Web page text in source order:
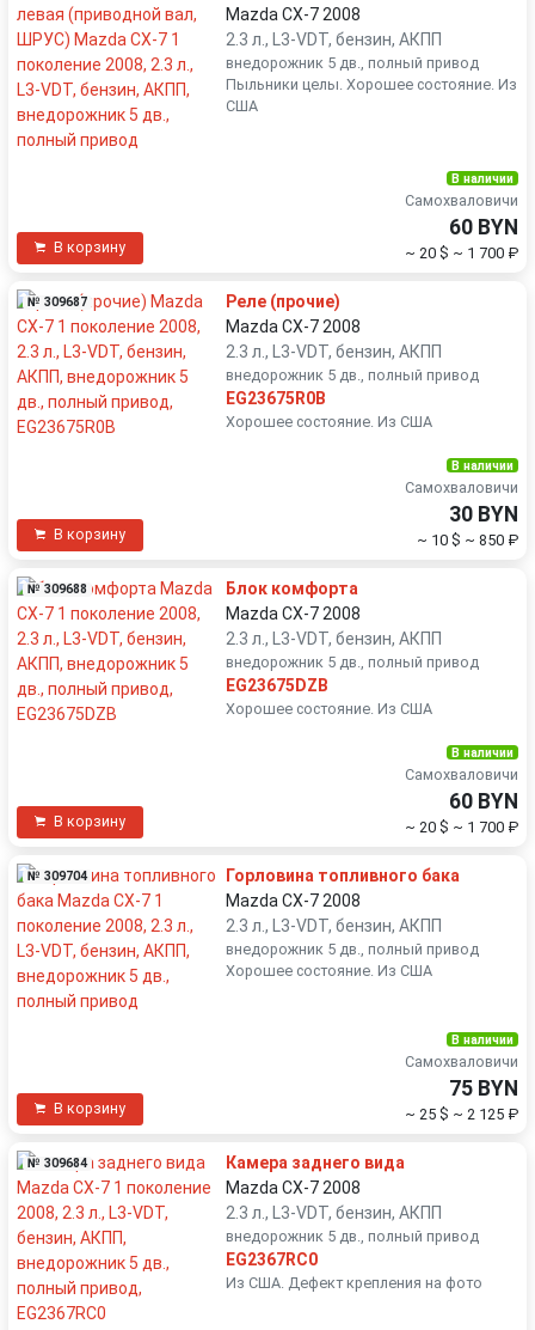
Mazda CX-7 2008
2.3 л., L3-VDT, бензин, АКПП
внедорожник 5 дв., полный привод
Пыльники целы. Хорошее состояние. Из
США
В корзину
В наличии
Самохваловичи
60 BYN
~ 20 $ ~ 1 700 ₽
№ 309687
Реле (прочие)
Mazda CX-7 2008
2.3 л., L3-VDT, бензин, АКПП
внедорожник 5 дв., полный привод
EG23675R0B
Хорошее состояние. Из США
В корзину
В наличии
Самохваловичи
30 BYN
~ 10 $ ~ 850 ₽
№ 309688
Блок комфорта
Mazda CX-7 2008
2.3 л., L3-VDT, бензин, АКПП
внедорожник 5 дв., полный привод
EG23675DZB
Хорошее состояние. Из США
В корзину
В наличии
Самохваловичи
60 BYN
~ 20 $ ~ 1 700 ₽
№ 309704
Горловина топливного бака
Mazda CX-7 2008
2.3 л., L3-VDT, бензин, АКПП
внедорожник 5 дв., полный привод
Хорошее состояние. Из США
В корзину
В наличии
Самохваловичи
75 BYN
~ 25 $ ~ 2 125 ₽
№ 309684
Камера заднего вида
Mazda CX-7 2008
2.3 л., L3-VDT, бензин, АКПП
внедорожник 5 дв., полный привод
EG2367RC0
Из США. Дефект крепления на фото